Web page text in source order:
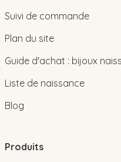
Suivi de commande
Plan du site
Guide d'achat : bijoux
Liste de naissance
Blog
Produits